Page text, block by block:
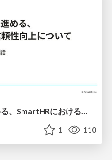
QAエンジニア起点で進める、SmartHRにおける信頼性向上について
1 110